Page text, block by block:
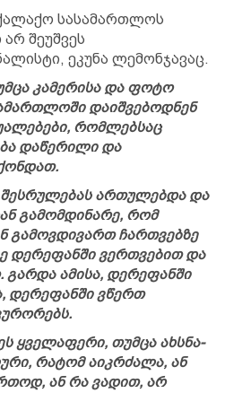
სასამართლოს
შეუშვეს
ეკუნა ლემონჯავაც.
კამერისა და ფოტო
დაიშვებოდნენ
რომლებსაც
დაწერილი და
შესრულებას ართულებდა და
გამომდინარე, რომ
გამოვდივართ ჩართვებზე
დერეფანში ვერთვებით და
გარდა ამისა, დერეფანში
დერეფანში ვწერთ
ყველაფერი, თუმცა ახსნა-
რატომ აიკრძალა, ან
ან რა ვადით, არ